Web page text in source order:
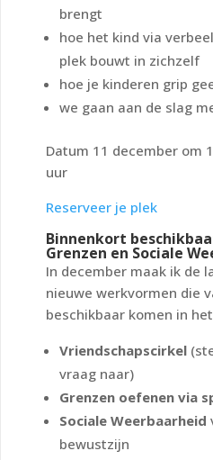
brengt
hoe het kind via
plek bouwt in zichzelf
hoe je kinderen grip
we gaan aan de slag
Datum 11 december om
uur
Reserveer je plek
Binnenkort
Grenzen en Sociale
In december maak ik de
nieuwe werkvormen die
beschikbaar komen in
Vriendschapscirkel
vraag naar)
Grenzen oefenen via
Sociale Weerbaarheid
bewustzijn